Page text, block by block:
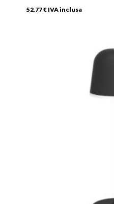
52,77€ IVA inclusa